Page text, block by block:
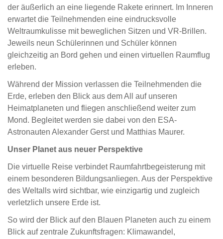
der äußerlich an eine liegende Rakete erinnert. Im Inneren
erwartet die Teilnehmenden eine eindrucksvolle
Weltraumkulisse mit beweglichen Sitzen und VR-Brillen.
Jeweils neun Schülerinnen und Schüler können
gleichzeitig an Bord gehen und einen virtuellen Raumflug
erleben.
Während der Mission verlassen die Teilnehmenden die
Erde, erleben den Blick aus dem All auf unseren
Heimatplaneten und fliegen anschließend weiter zum
Mond. Begleitet werden sie dabei von den ESA-
Astronauten Alexander Gerst und Matthias Maurer.
Unser Planet aus neuer Perspektive
Die virtuelle Reise verbindet Raumfahrtbegeisterung mit
einem besonderen Bildungsanliegen. Aus der Perspektive
des Weltalls wird sichtbar, wie einzigartig und zugleich
verletzlich unsere Erde ist.
So wird der Blick auf den Blauen Planeten auch zu einem
Blick auf zentrale Zukunftsfragen: Klimawandel,